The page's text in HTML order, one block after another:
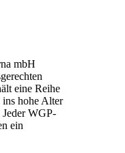
mbH
eine Reihe
hohe Alter
WGP-
ein